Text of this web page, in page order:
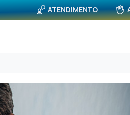
ATENDIMENTO
Rede Própria (APS) Notícias